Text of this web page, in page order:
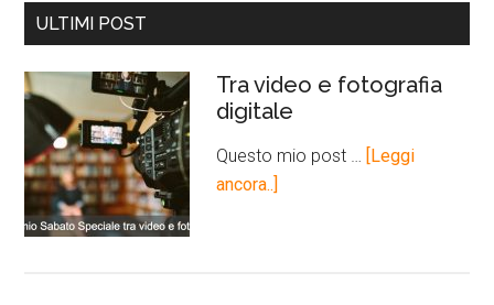
ULTIMI POST
Tra video e fotografia
digitale
Questo mio post …
[Leggi
ancora..]